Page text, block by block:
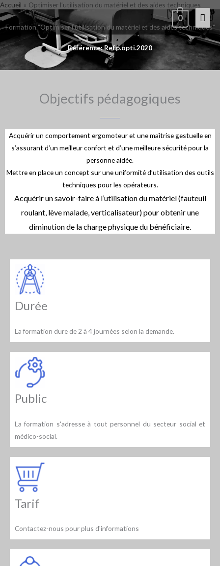
Aller
au
contenu
0
Accueil Optimiser l’utilisation du matériel et des aides techniques
Formation "Optimiser l'utilisation du matériel et des aides techniques"
Référence: Ref.p.opti.2020
Objectifs pédagogiques
Acquérir un comportement ergomoteur et une maîtrise gestuelle en
s’assurant d’un meilleur confort et d’une meilleure sécurité pour la
personne aidée.
Mettre en place un concept sur une uniformité d’utilisation des outils
techniques pour les opérateurs.
Acquérir un savoir-faire à l’utilisation du matériel (fauteuil
roulant, lève malade, verticalisateur) pour obtenir une
diminution de la charge physique du bénéficiaire.
Durée
La formation dure de 2 à 4 journées selon la demande.
Public
La formation s'adresse à tout personnel du secteur social et
médico-social.
Tarif
Contactez-nous pour plus d'informations